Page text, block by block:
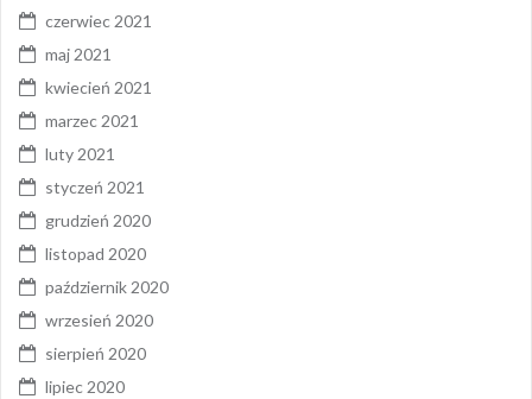
czerwiec 2021
maj 2021
kwiecień 2021
marzec 2021
luty 2021
styczeń 2021
grudzień 2020
listopad 2020
październik 2020
wrzesień 2020
sierpień 2020
lipiec 2020